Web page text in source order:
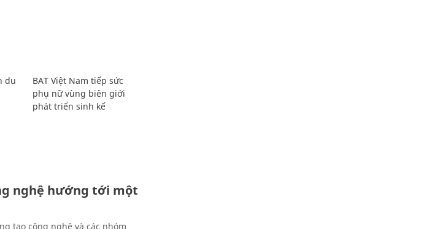
du
BAT Việt Nam tiếp sức
phụ nữ vùng biên giới
phát triển sinh kế
nghệ hướng tới một
tạo công nghệ và các nhóm